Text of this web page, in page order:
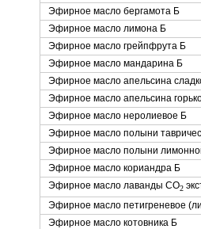
Эфирное масло бергамота Б
Эфирное масло лимона Б
Эфирное масло грейпфрута Б
Эфирное масло мандарина Б
Эфирное масло апельсина
Эфирное масло апельсина
Эфирное масло неролиевое Б
Эфирное масло полыни
Эфирное масло полыни
Эфирное масло кориандра Б
Эфирное масло лаванды CO2
Эфирное масло петигреневое
Эфирное масло котовника Б